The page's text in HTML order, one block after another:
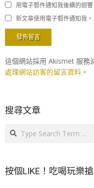
用電子郵件通知我後續的迴響
新文章使用電子郵件通知我。
這個網站採用 Akismet 服務
處理網站訪客的留言資料 。
搜尋文章
Search
按個LIKE！吃喝玩樂